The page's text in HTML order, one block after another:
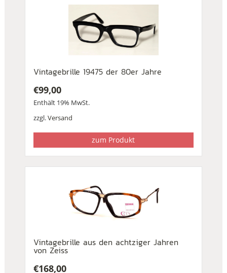
Vintagebrille 19475 der 80er Jahre
€99,00
Enthält 19% MwSt.
zzgl.Versand
zum Produkt
Vintagebrille aus den achtziger Jahren
von Zeiss
€168,00